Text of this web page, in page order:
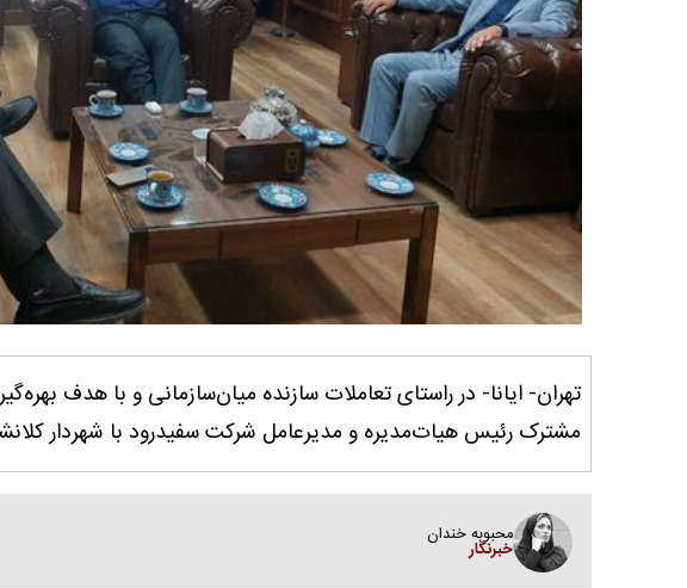
تهران- ایانا- در راستای تعاملات سازنده میان‌سازمانی و با هدف
مشترک رئیس هیات‌مدیره و مدیرعامل شرکت سفیدرود با شهردار
محبوبه خندان
خبرنگار